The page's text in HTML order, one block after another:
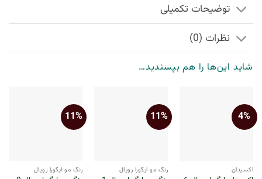
توضیحات تکمیلی
نظرات (0)
شاید این‌ها را هم بپسندید…
4%
اکسیدان
11%
رنگ مو ایگورا رویال
11%
رنگ مو ایگورا رویال